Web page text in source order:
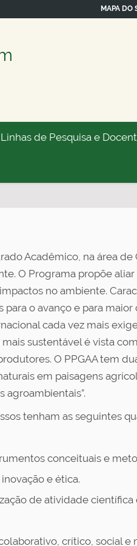
MAPA DO
Linhas de Pesquisa e
Acadêmico, na área de
O Programa propõe
no ambiente.
para o avanço e para
cada vez mais
sustentável é vista
O PPGAA tem
em paisagens
agroambientais”.
tenham as seguintes
conceituais e
e ética.
de atividade
crítico, social e